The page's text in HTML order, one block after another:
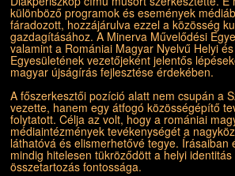
különböző programok és események
fáradozott, hozzájárulva ezzel a közösség
gazdagításához. A Minerva Művelődési
valamint a Romániai Magyar Nyelvű Helyi
Egyesületének vezetőjeként jelentős
magyar újságírás fejlesztése érdekében.
A főszerkesztői pozíció alatt nem csupán a
vezette, hanem egy átfogó közösségépítő
folytatott. Célja az volt, hogy a romániai
médiaintézmények tevékenységét a
láthatóvá és elismerhetővé tegye. Írásaiban
mindig hitelesen tükröződött a helyi
összetartozás fontossága.